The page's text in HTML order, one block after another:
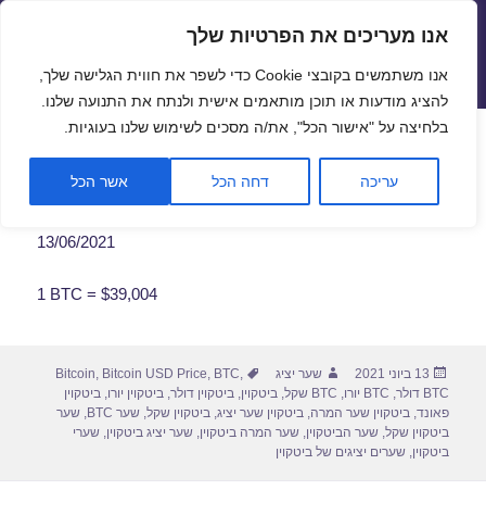
פתח
אנו מעריכים את הפרטיות שלך
אנו משתמשים בקובצי Cookie כדי לשפר את חווית הגלישה שלך,
להציג מודעות או תוכן מותאמים אישית ולנתח את התנועה שלנו.
בלחיצה על "אישור הכל", את/ה מסכים לשימוש שלנו בעוגיות.
עריכה דחה הכל אשר הכל
שערי חליפין יציגים – שער יציג
תפריטים
ווידג'טים
שער ביטקוין לתאריך 13/06/2021
13/06/2021
1 BTC = $39,004
פורסם
בתאריך
13 ביוני 2021 מחבר
שער יציג תגיות Bitcoin, Bitcoin USD Price, BTC,
BTC דולר
, BTC יורו , BTC שקל ,ביטקוין,ביטקוין דולר,ביטקוין יורו,ביטקוין
פאונד,ביטקוין שער המרה,ביטקוין שער יציג,ביטקוין שקל,שער BTC ,שער
ביטקוין שקל,שער הביטקוין,שער המרה ביטקוין,שער יציג ביטקוין,שערי
ביטקוין,שערים יציגים של ביטקוין